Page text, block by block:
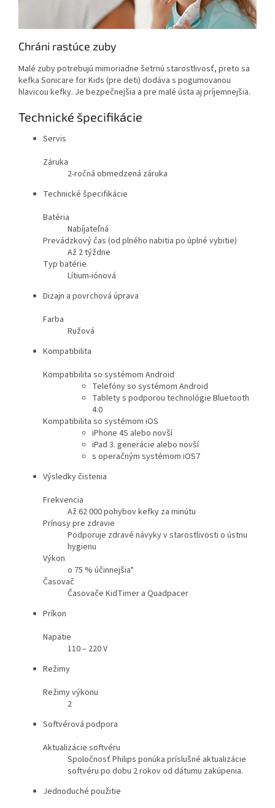
Chráni rastúce zuby
Malé zuby potrebujú mimoriadne šetrnú starostlivosť, preto sa
kefka Sonicare for Kids (pre deti) dodáva s pogumovanou
hlavicou kefky. Je bezpečnejšia a pre malé ústa aj príjemnejšia.
Technické špecifikácie
Servis
Záruka
2-ročná obmedzená záruka
Technické špecifikácie
Batéria
Nabíjateľná
Prevádzkový čas (od plného nabitia po úplné vybitie)
Až 2 týždne
Typ batérie
Lítium-iónová
Dizajn a povrchová úprava
Farba
Ružová
Kompatibilita
Kompatibilita so systémom Android
Telefóny so systémom Android
Tablety s podporou technológie Bluetooth
4.0
Kompatibilita so systémom iOS
iPhone 4S alebo novší
iPad 3. generácie alebo novší
s operačným systémom iOS7
Výsledky čistenia
Frekvencia
Až 62 000 pohybov kefky za minútu
Prínosy pre zdravie
Podporuje zdravé návyky v starostlivosti o ústnu
hygienu
Výkon
o 75 % účinnejšia*
Časovač
Časovače KidTimer a Quadpacer
Príkon
Napätie
110 – 220 V
Režimy
Režimy výkonu
2
Softvérová podpora
Aktualizácie softvéru
Spoločnosť Philips ponúka príslušné aktualizácie
softvéru po dobu 2 rokov od dátumu zakúpenia.
Jednoduché použitie